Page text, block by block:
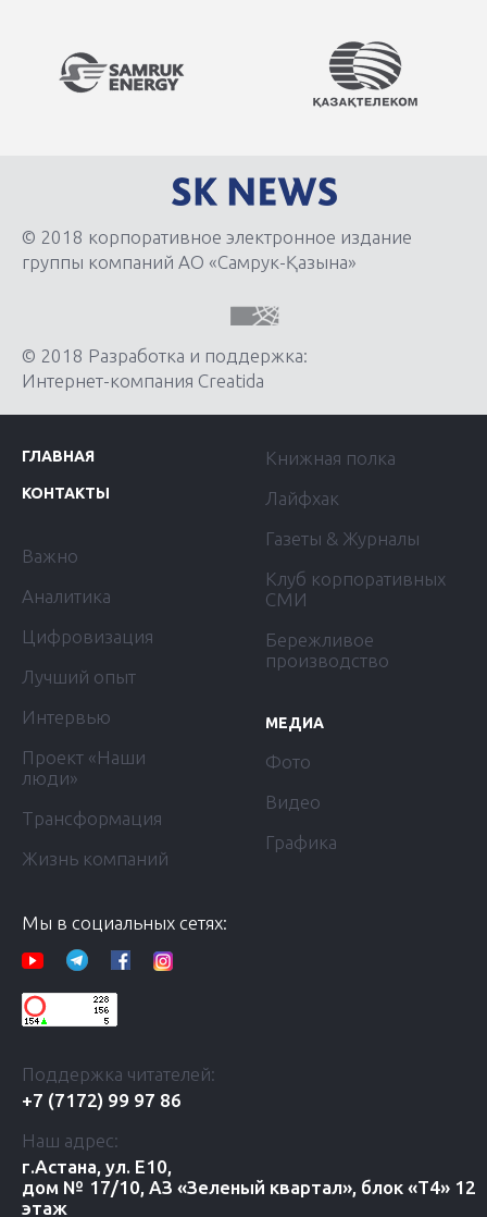
© 2018 корпоративное электронное издание
группы компаний АО «Самрук-Қазына»
© 2018 Разработка и поддержка:
Интернет-компания Creatida
ГЛАВНАЯ
КОНТАКТЫ
Важно
Аналитика
Цифровизация
Лучший опыт
Интервью
Проект «Наши
люди»
Трансформация
Жизнь компаний
Книжная полка
Лайфхак
Газеты & Журналы
Клуб корпоративных
СМИ
Бережливое
производство
МЕДИА
Фото
Видео
Графика
Мы в социальных сетях:
Поддержка читателей:
+7 (7172) 99 97 86
Наш адрес:
г.Астана, ул. Е10,
дом № 17/10, АЗ «Зеленый квартал», блок «Т4» 12
этаж